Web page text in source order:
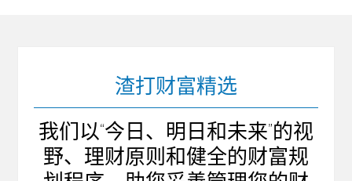
渣打财富精选
我们以“今日、明日和未来”的视
野、理财原则和健全的财富规